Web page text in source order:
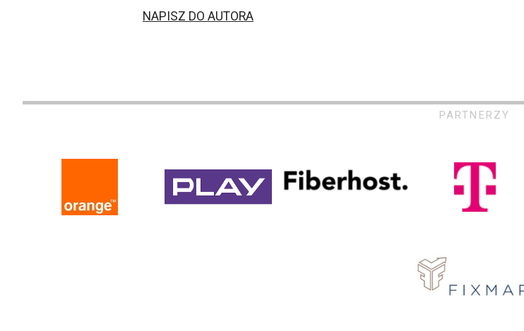
NAPISZ DO AUTORA
PARTNERZY